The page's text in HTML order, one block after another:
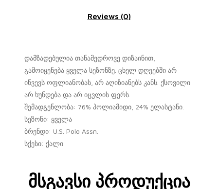
Reviews (0)
დამზადებულია თანამედროვე დიზაინით,
გამოიყენება ყველა სეზონზე. ცხელ დღეებში არ
იწვევს ოფლიანობას, არ აღიზიანებს კანს. ქსოვილი
არ ხუნდება და არ იცვლის ფერს.
შემადგენლობა: 76% პოლიამიდი, 24% ელასტანი.
სეზონი: ყველა
ბრენდი: U.S. Polo Assn.
სქესი: ქალი
Მსგავსი Პროდუქცია